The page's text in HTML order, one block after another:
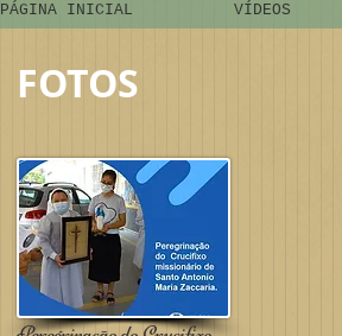
PÁGINA INICIAL VÍDEOS
FOTOS